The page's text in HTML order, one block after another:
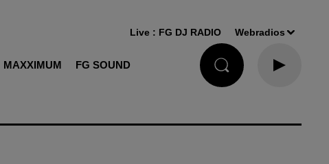
MAXXIMUM FG SOUND
Live : FG DJ RADIO Webradios